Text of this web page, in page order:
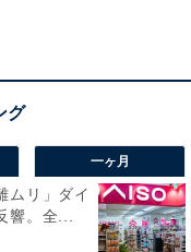
みなみまぐろ中と
は「黒毛和牛握
）。
一ヶ月
ムリ」ダイ
響。全...